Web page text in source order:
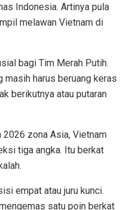
Indonesia. Artinya pula
melawan Vietnam di
bagi Tim Merah Putih.
masih harus beruang keras
berikutnya atau putaran
2026 zona Asia, Vietnam
tiga angka. Itu berkat
empat atau juru kunci.
satu poin berkat